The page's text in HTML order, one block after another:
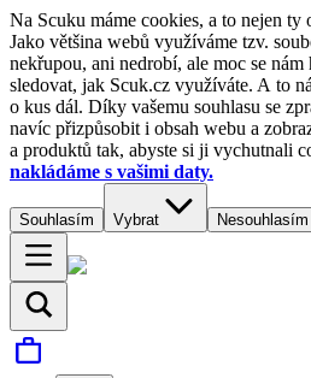
Na Scuku máme cookies, a to nejen ty
Jako většina webů využíváme tzv.
nekřupou, ani nedrobí, ale moc se
sledovat, jak Scuk.cz využíváte. A to
o kus dál. Díky vašemu souhlasu se
navíc přizpůsobit i obsah webu a
a produktů tak, abyste si ji vychutnali
nakládáme s vašimi daty.
Souhlasím Vybrat Nesouhlasím